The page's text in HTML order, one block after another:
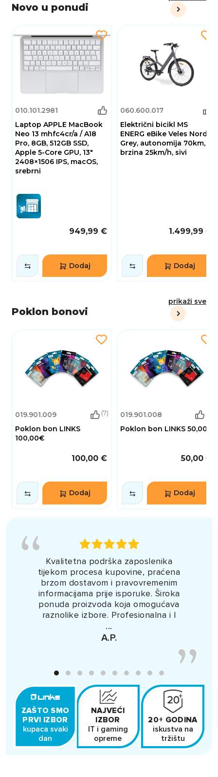
Novo u ponudi
010.101.2981
Laptop APPLE MacBook
Neo 13 mhfc4cr/a / A18
Pro, 8GB, 512GB SSD,
Apple 5-Core GPU, 13"
2408×1506 IPS, macOS,
srebrni
949,99 €
Dodaj
060.600.017
Električni bicikl MS
ENERG eBike Veles Nord
Grey, autonomija 70km,
brzina 25km/h, sivi
1.499,99 €
Dodaj
Poklon bonovi
prikaži sve
019.901.009 (7)
Poklon bon LINKS
100,00€
100,00 €
Dodaj
019.901.008
Poklon bon LINKS 50,00€
50,00 €
Dodaj
Kvalitetna podrška zaposlenika
tijekom procesa kupovine, praćena
brzom dostavom i pravovremenim
informacijama prije isporuke. Široka
ponuda proizvoda koja omogućava
raznolike izbore. Profesionalna i l
...
A.P.
ZAŠTO SMO
PRVI IZBOR
kupaca svaki
dan
BRZA I
SIGURNA
u cijeloj
Hrvatskoj
NAJVEĆI
IZBOR
IT i gaming
opreme
20+ GODINA
iskustva na
tržištu